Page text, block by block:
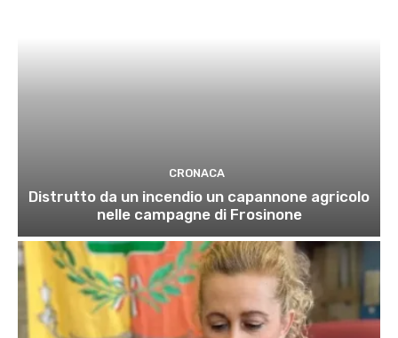
CRONACA
Distrutto da un incendio un capannone agricolo
nelle campagne di Frosinone